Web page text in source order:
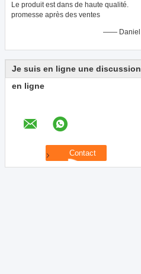
Le produit est dans de haute qualité.
promesse après des ventes
—— Daniel
Je suis en ligne une discussion
en ligne